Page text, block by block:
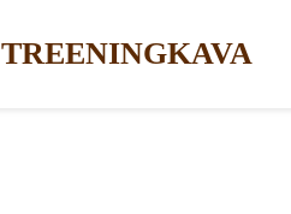
TREENINGKAVA